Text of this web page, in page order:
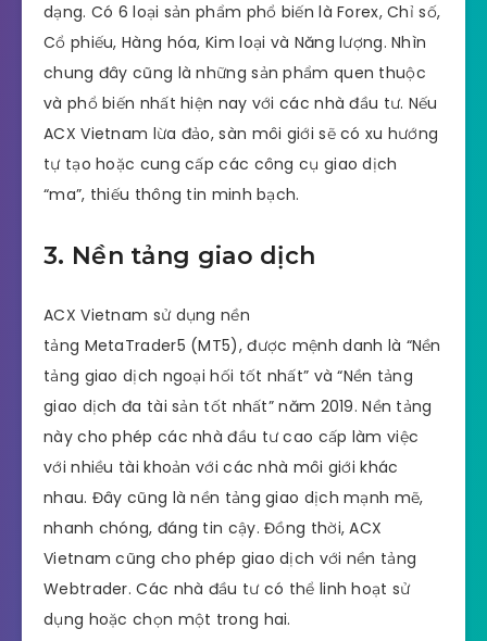
dạng. Có 6 loại sản phẩm phổ biến là Forex, Chỉ số,
Cổ phiếu, Hàng hóa, Kim loại và Năng lượng. Nhìn
chung đây cũng là những sản phẩm quen thuộc
và phổ biến nhất hiện nay với các nhà đầu tư. Nếu
ACX Vietnam lừa đảo, sàn môi giới sẽ có xu hướng
tự tạo hoặc cung cấp các công cụ giao dịch
“ma”, thiếu thông tin minh bạch.
3. Nền tảng giao dịch
ACX Vietnam sử dụng nền
tảng MetaTrader5 (MT5), được mệnh danh là “Nền
tảng giao dịch ngoại hối tốt nhất” và “Nền tảng
giao dịch đa tài sản tốt nhất” năm 2019. Nền tảng
này cho phép các nhà đầu tư cao cấp làm việc
với nhiều tài khoản với các nhà môi giới khác
nhau. Đây cũng là nền tảng giao dịch mạnh mẽ,
nhanh chóng, đáng tin cậy. Đồng thời, ACX
Vietnam cũng cho phép giao dịch với nền tảng
Webtrader. Các nhà đầu tư có thể linh hoạt sử
dụng hoặc chọn một trong hai.